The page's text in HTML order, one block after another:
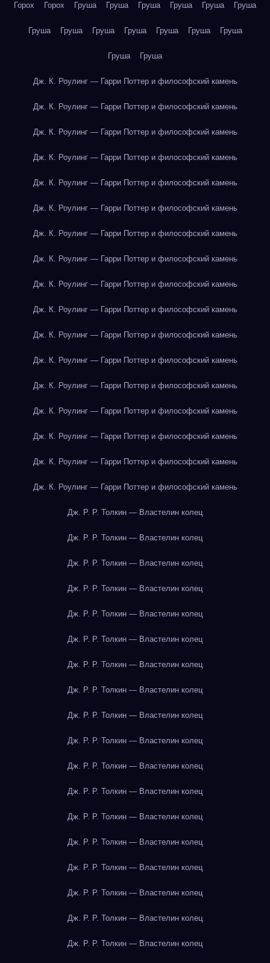
Горох Горох Груша Груша Груша Груша Груша Груша
Груша Груша Груша Груша Груша Груша Груша
Груша Груша
Дж. К. Роулинг — Гарри Поттер и философский камень
Дж. К. Роулинг — Гарри Поттер и философский камень
Дж. К. Роулинг — Гарри Поттер и философский камень
Дж. К. Роулинг — Гарри Поттер и философский камень
Дж. К. Роулинг — Гарри Поттер и философский камень
Дж. К. Роулинг — Гарри Поттер и философский камень
Дж. К. Роулинг — Гарри Поттер и философский камень
Дж. К. Роулинг — Гарри Поттер и философский камень
Дж. К. Роулинг — Гарри Поттер и философский камень
Дж. К. Роулинг — Гарри Поттер и философский камень
Дж. К. Роулинг — Гарри Поттер и философский камень
Дж. К. Роулинг — Гарри Поттер и философский камень
Дж. К. Роулинг — Гарри Поттер и философский камень
Дж. К. Роулинг — Гарри Поттер и философский камень
Дж. К. Роулинг — Гарри Поттер и философский камень
Дж. К. Роулинг — Гарри Поттер и философский камень
Дж. К. Роулинг — Гарри Поттер и философский камень
Дж. Р. Р. Толкин — Властелин колец
Дж. Р. Р. Толкин — Властелин колец
Дж. Р. Р. Толкин — Властелин колец
Дж. Р. Р. Толкин — Властелин колец
Дж. Р. Р. Толкин — Властелин колец
Дж. Р. Р. Толкин — Властелин колец
Дж. Р. Р. Толкин — Властелин колец
Дж. Р. Р. Толкин — Властелин колец
Дж. Р. Р. Толкин — Властелин колец
Дж. Р. Р. Толкин — Властелин колец
Дж. Р. Р. Толкин — Властелин колец
Дж. Р. Р. Толкин — Властелин колец
Дж. Р. Р. Толкин — Властелин колец
Дж. Р. Р. Толкин — Властелин колец
Дж. Р. Р. Толкин — Властелин колец
Дж. Р. Р. Толкин — Властелин колец
Дж. Р. Р. Толкин — Властелин колец
Дж. Р. Р. Толкин — Властелин колец